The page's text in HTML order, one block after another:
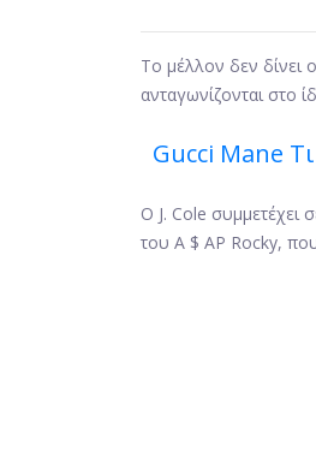
Το μέλλον δεν δίνει
ανταγωνίζονται στο
Gucci Mane
Ο J. Cole συμμετέχει
του A $ AP Rocky,